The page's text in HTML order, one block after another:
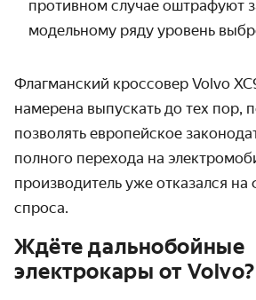
противном случае оштрафуют
модельному ряду уровень
Флагманский кроссовер Volvo XC
намерена выпускать до тех пор,
позволять европейское
полного перехода на
производитель уже отказался на
спроса.
Ждёте дальнобойные
электрокары от Volvo?